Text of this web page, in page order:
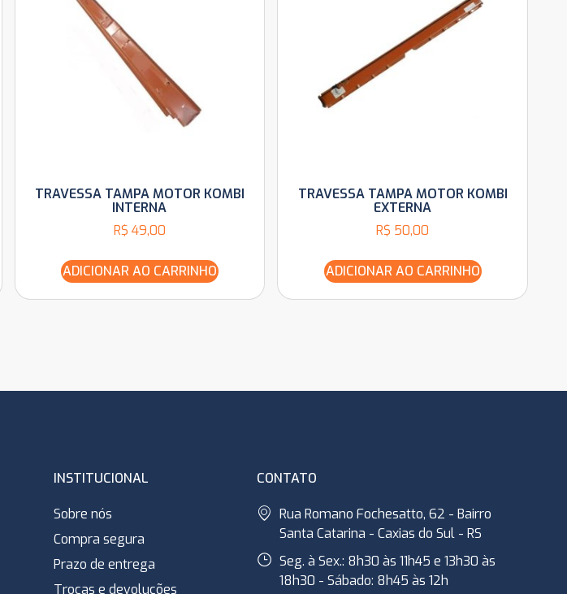
TRAVESSA TAMPA MOTOR KOMBI
INTERNA
R$ 49,00
ADICIONAR AO CARRINHO
TRAVESSA TAMPA MOTOR KOMBI
EXTERNA
R$ 50,00
ADICIONAR AO CARRINHO
INSTITUCIONAL
Sobre nós
Compra segura
Prazo de entrega
Trocas e devoluções
CONTATO
Rua Romano Fochesatto, 62 - Bairro
Santa Catarina - Caxias do Sul - RS
Seg. à Sex.: 8h30 às 11h45 e 13h30 às
18h30 - Sábado: 8h45 às 12h